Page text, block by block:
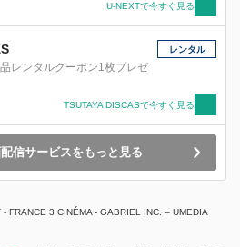
U-NEXTで今すぐ見る
レンタルクーポン1枚プレゼ
レンタル
TSUTAYA DISCASで今すぐ見る
信サービスをもっと見る
FRANCE 3 CINÉMA - GABRIEL INC. ‒ UMEDIA